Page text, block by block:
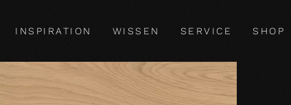
INSPIRATION WISSEN SERVICE SHOP